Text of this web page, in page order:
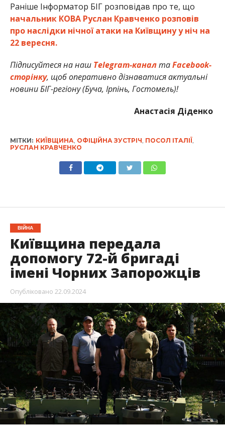
Раніше Інформатор БІГ розповідав про те, що
начальник КОВА Руслан Кравченко розповів
про наслідки нічної атаки на Київщину у ніч на
22 вересня.
Підписуйтеся на наш Telegram-канал таFacebook-
сторінку, щоб оперативно дізнаватися актуальні
новини БІГ-регіону (Буча, Ірпінь, Гостомель)!
Анастасія Діденко
МІТКИ: КИЇВЩИНА ОФІЦІЙНА ЗУСТРІЧ ПОСОЛ ІТАЛІЇ,
РУСЛАН КРАВЧЕНКО
ВІЙНА
Київщина передала
допомогу 72-й бригаді
імені Чорних Запорожців
Опубліковано 22.09.2024